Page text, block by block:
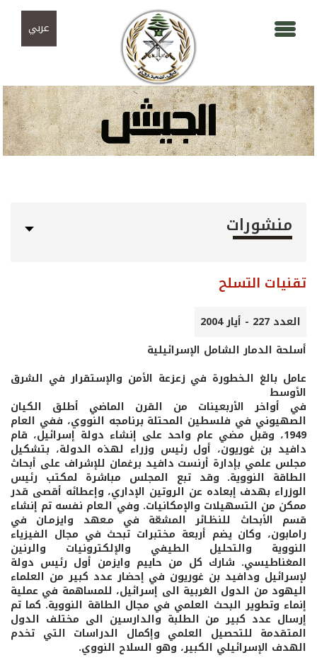
عربي
منشورات
تقنيات التسلح
العدد 227 - أيار 2004
أسلحة الدمار الشامل الإسرائيلية
عامل بالغ الـخطورة في زعزعة الأمن والإستقرار في الشرق
الأوسط
في أواخر الأربعينات من القرن الماضي أطلق الكيان
الصهيوني في فلسطين المحتلة برنامجه النووي، ففي العام
1949، وقبل مضي عام واحد على إنشاء دولة إسرائيل، قام
دافيد بن غوريون، أول رئيس وزراء لهذه الدولة، بتشكيل
مجلس علمي بإدارة أرنست دافيد برغمان للإشراف على أبحاث
الطاقة النووية. وقد تبع المجلس مباشرة لمكتب رئيس
الوزراء بهدف إبعاده عن الروتين الإداري، وإعطائه أقصى قدر
ممكن من التسهيلات والإمكانيات. وفي الـعام نفسه تم إنشاء
قسم الأبحاث للنظـائر المشعّة في مـعهد وايزمـان في
رامابون، وكان يضم أربعة مختبرات تبحث في مجال الفيزياء
النووية والتحليل الطيفي والإلكترونيات والرنين
المغناطيسي. شارك كل من حاييم وايزمن أول رئيس دولة
لإسرائيل ودافيد بن غوريون في إحضار عدد كبير من العلماء
اليهود من الدول الغربية الى إسرائيل، للمساهمة في عملية
إنماء وتطوير البحث العلمي في مجال الطاقة النووية. كما تم
إرسال عدد كبير من الطلبة والدارسين الى مختلف الدول
المتقدمة للتحصيل العلمي وإكمال الدراسات التي تخدم
الهدف الإسرائيلي الكبير، وهو السلاح النووي.